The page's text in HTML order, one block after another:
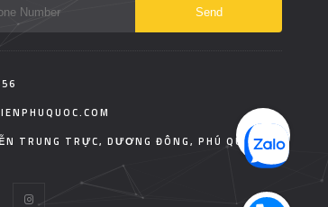
TRUNG TRỰC, DƯƠNG ĐÔNG, PHÚ QUỐC.